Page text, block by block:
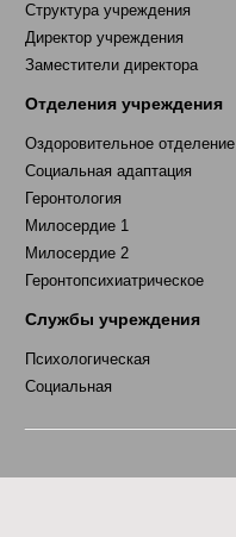
Структура учреждения
Директор учреждения
Заместители директора
Отделения учреждения
Оздоровительное отделение
Социальная адаптация
Геронтология
Милосердие 1
Милосердие 2
Геронтопсихиатрическое
Службы учреждения
Психологическая
Социальная